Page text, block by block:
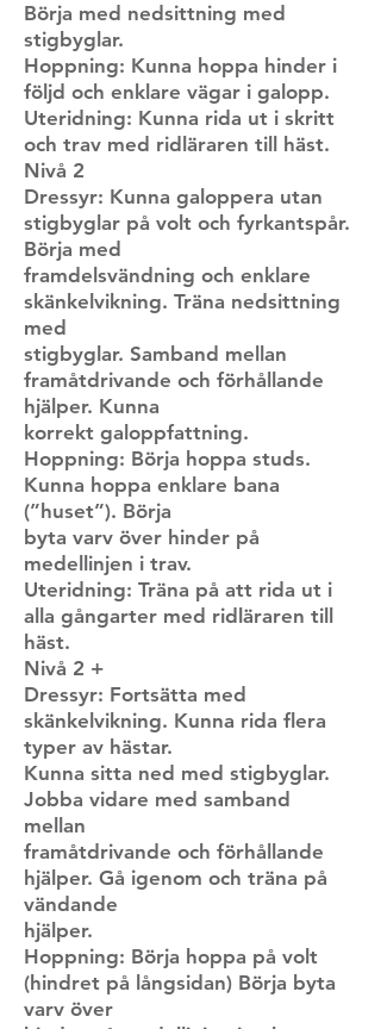
Börja med nedsittning med
stigbyglar.
Hoppning: Kunna hoppa hinder i
följd och enklare vägar i galopp.
Uteridning: Kunna rida ut i skritt
och trav med ridläraren till häst.
Nivå 2
Dressyr: Kunna galoppera utan
stigbyglar på volt och fyrkantspår.
Börja med
framdelsvändning och enklare
skänkelvikning. Träna nedsittning
med
stigbyglar. Samband mellan
framåtdrivande och förhållande
hjälper. Kunna
korrekt galoppfattning.
Hoppning: Börja hoppa studs.
Kunna hoppa enklare bana
(”huset”). Börja
byta varv över hinder på
medellinjen i trav.
Uteridning: Träna på att rida ut i
alla gångarter med ridläraren till
häst.
Nivå 2 +
Dressyr: Fortsätta med
skänkelvikning. Kunna rida flera
typer av hästar.
Kunna sitta ned med stigbyglar.
Jobba vidare med samband
mellan
framåtdrivande och förhållande
hjälper. Gå igenom och träna på
vändande
hjälper.
Hoppning: Börja hoppa på volt
(hindret på långsidan) Börja byta
varv över